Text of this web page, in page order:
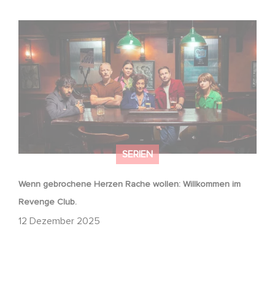
SERIEN
Wenn gebrochene Herzen Rache wollen: Willkommen im
Revenge Club.
12 Dezember 2025
Wenn gebrochene Herzen Rache wollen: Willkommen im
Revenge Club.